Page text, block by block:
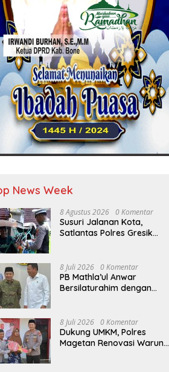
News Week
8 Agustus 2026 0 Komentar
Susuri Jalanan Kota,
Satlantas Polres Gresik
8 Juli 2026 0 Komentar
PB Mathla’ul Anwar
Bersilaturahim dengan
Herindra: Bahas Komitmen
Rekat Persatuan dan
Kemajuan NKRI
8 Juli 2026 0 Komentar
Dukung UMKM, Polres
Magetan Renovasi Warung